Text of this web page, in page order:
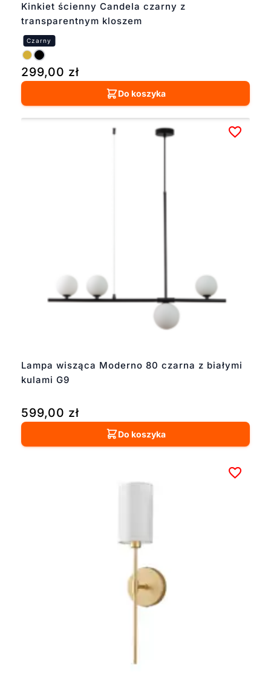
Kinkiet ścienny Candela czarny z
transparentnym kloszem
299,00 zł
Do koszyka
Lampa wisząca Moderno 80 czarna z białymi
kulami G9
599,00 zł
Do koszyka